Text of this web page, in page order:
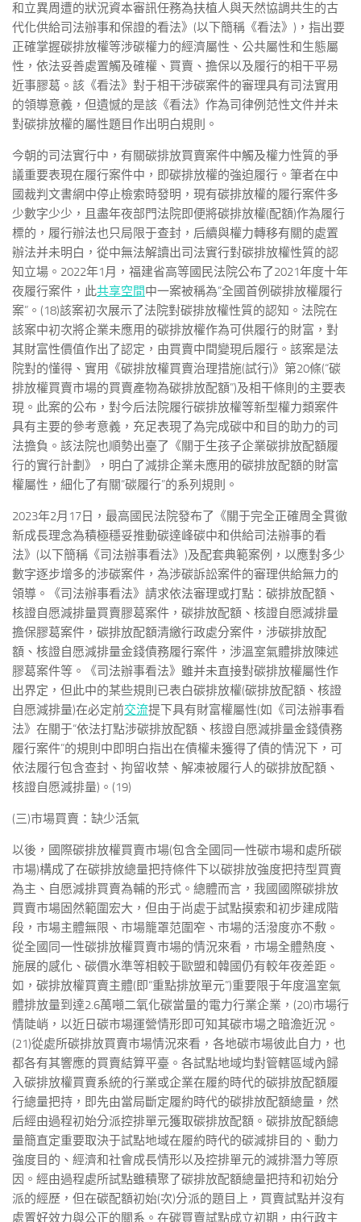
和立異周遭的狀況資本審訊任務為扶植人與天然協調共生的古
代化供給司法辦事和保證的看法》(以下簡稱《看法》)，指出要
正確掌握碳排放權等涉碳權力的經濟屬性、公共屬性和生態屬
性，依法妥善處置觸及確權、買賣、擔保以及履行的相干平易
近事膠葛。該《看法》對于相干涉碳案件的審理具有司法實用
的領導意義，但遺憾的是該《看法》作為司律例范性文件并未
對碳排放權的屬性題目作出明白規則。
今朝的司法實行中，有關碳排放買賣案件中觸及權力性質的爭
議重要表現在履行案件中，即碳排放權的強迫履行。筆者在中
國裁判文書網中停止檢索時發明，現有碳排放權的履行案件多
少數字少少，且盡年夜部門法院即便將碳排放權(配額)作為履行
標的，履行辦法也只局限于查封，后續與權力轉移有關的處置
辦法并未明白，從中無法解讀出司法實行對碳排放權性質的認
知立場。2022年1月，福建省高等國民法院公布了2021年度十年
夜履行案件，此共享空間中一案被稱為“全國首例碳排放權履行
案”。(18)該案初次展示了法院對碳排放權性質的認知。法院在
該案中初次將企業未應用的碳排放權作為可供履行的財富，對
其財富性價值作出了認定，由買賣中間變現后履行。該案是法
院對的懂得、實用《碳排放權買賣治理措施(試行)》第20條(“碳
排放權買賣市場的買賣產物為碳排放配額”)及相干條則的主要表
現。此案的公布，對今后法院履行碳排放權等新型權力類案件
具有主要的參考意義，充足表現了為完成碳中和目的助力的司
法擔負。該法院也順勢出臺了《關于生孩子企業碳排放配額履
行的實行計劃》，明白了減排企業未應用的碳排放配額的財富
權屬性，細化了有關“碳履行”的系列規則。
2023年2月17日，最高國民法院發布了《關于完全正確周全貫徹
新成長理念為積極穩妥推動碳達峰碳中和供給司法辦事的看
法》(以下簡稱《司法辦事看法》)及配套典範案例，以應對多少
數字逐步增多的涉碳案件，為涉碳訴訟案件的審理供給無力的
領導。《司法辦事看法》請求依法審理或打點：碳排放配額、
核證自愿減排量買賣膠葛案件，碳排放配額、核證自愿減排量
擔保膠葛案件，碳排放配額清繳行政處分案件，涉碳排放配
額、核證自愿減排量金錢債務履行案件，涉溫室氣體排放陳述
膠葛案件等。《司法辦事看法》雖并未直接對碳排放權屬性作
出界定，但此中的某些規則已表白碳排放權(碳排放配額、核證
自愿減排量)在必定前交流提下具有財富權屬性(如《司法辦事看
法》在關于“依法打點涉碳排放配額、核證自愿減排量金錢債務
履行案件”的規則中即明白指出在債權未獲得了債的情況下，可
依法履行包含查封、拘留收禁、解凍被履行人的碳排放配額、
核證自愿減排量)。(19)
(三)市場買賣：缺少活氣
以後，國際碳排放權買賣市場(包含全國同一性碳市場和處所碳
市場)構成了在碳排放總量把持條件下以碳排放強度把持型買賣
為主、自愿減排買賣為輔的形式。總體而言，我國國際碳排放
買賣市場固然範圍宏大，但由于尚處于試點摸索和初步建成階
段，市場主體無限、市場籠罩范圍窄、市場的活潑度亦不敷。
從全國同一性碳排放權買賣市場的情況來看，市場全體熱度、
施展的感化、碳價水準等相較于歐盟和韓國仍有較年夜差距。
如，碳排放權買賣主體(即“重點排放單元”)重要限于年度溫室氣
體排放量到達2.6萬噸二氧化碳當量的電力行業企業，(20)市場行
情陡峭，以近日碳市場運營情形即可知其碳市場之暗澹近況。
(21)從處所碳排放買賣市場情況來看，各地碳市場彼此自力，也
都各有其響應的買賣結算平臺。各試點地域均對管轄區域內歸
入碳排放權買賣系統的行業或企業在履約時代的碳排放配額履
行總量把持，即先由當局斷定履約時代的碳排放配額總量，然
后經由過程初始分派控排單元獲取碳排放配額。碳排放配額總
量簡直定重要取決于試點地域在履約時代的碳減排目的、動力
強度目的、經濟和社會成長情形以及控排單元的減排潛力等原
因。經由過程處所試點雖積聚了碳排放配額總量把持和初始分
派的經歷，但在碳配額初始(次)分派的題目上，買賣試點并沒有
處置好效力與公正的關系。在碳買賣試點成立初期，由行政主